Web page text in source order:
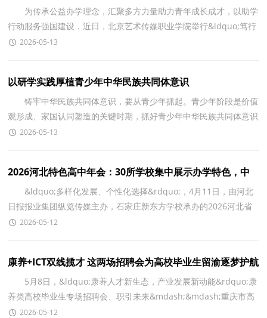
为传承公益办学理念，汇聚多方力量助力青年成长成才，以助学
行动服务强国建设，近日，北京艺术传媒职业学院举行&ldquo;笃行
卓英助梦 青春建功强国&rdquo;济困助学座谈会。活动
2026-05-13
以研学实践厚植青少年中华民族共同体意识
铸牢中华民族共同体意识，要从青少年抓起。青少年阶段是价值
观形成、家国认同塑造的关键时期，抓好青少年中华民族共同体意识
培育，事关国家长治久安、民族永续发展。研学实践
2026-05-13
2026河北特色高中年会：30所学校集中展示办学特色，中
考择校有了新参考
&ldquo;多样化发展、个性化选择&rdquo;，4月11日，由河北
日报报业集团纵览传媒主办，石家庄新东方学校承办的2026河北省
普通高中多样化发展教育年会暨成果展在石家庄举行，搭建
2026-05-12
康养+ICT双线揽才 这两场招聘会为高校毕业生留渝逐梦护航
5月8日，&ldquo;康养人才新生态，产业发展新动能&rdquo;康
养类高校毕业生专场招聘会、职引未来&mdash;&mdash;重庆市高
校毕业生专场招聘活动&ldquo;2026年华为ICT人才联盟双
2026-05-12